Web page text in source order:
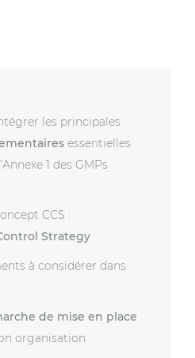
les principales
essentielles
1 des GMPs
CCS :
Strategy
à considérer dans
de mise en place
organisation